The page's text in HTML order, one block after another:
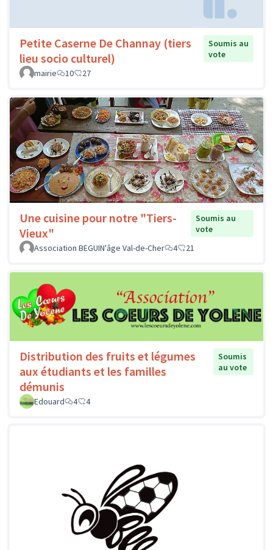
Petite Caserne De Channay (tiers
lieu socio culturel)
Soumis au
vote
mairie
10 27
Une cuisine pour notre "Tiers-
Vieux"
Soumis au
vote
Association BEGUIN'âge Val-de-Cher
4 21
Distribution des fruits et légumes
aux étudiants et les familles
démunis
Soumis
au vote
Edouard 4 4